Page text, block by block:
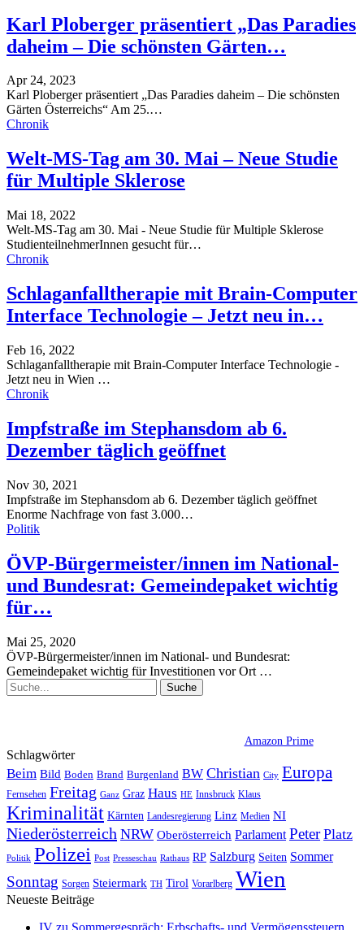
Karl Ploberger präsentiert „Das Paradies
daheim – Die schönsten Gärten…
Apr 24, 2023
Karl Ploberger präsentiert „Das Paradies daheim – Die schönsten
Gärten Österreichs“Am 25.…
Chronik
Welt-MS-Tag am 30. Mai – Neue Studie
für Multiple Sklerose
Mai 18, 2022
Welt-MS-Tag am 30. Mai - Neue Studie für Multiple Sklerose
StudienteilnehmerInnen gesucht für…
Chronik
Schlaganfalltherapie mit Brain-Computer
Interface Technologie – Jetzt neu in…
Feb 16, 2022
Schlaganfalltherapie mit Brain-Computer Interface Technologie -
Jetzt neu in Wien …
Chronik
Impfstraße im Stephansdom ab 6.
Dezember täglich geöffnet
Nov 30, 2021
Impfstraße im Stephansdom ab 6. Dezember täglich geöffnet
Enorme Nachfrage von fast 3.000…
Politik
ÖVP-Bürgermeister/innen im National-
und Bundesrat: Gemeindepaket wichtig
für…
Mai 25, 2020
ÖVP-Bürgermeister/innen im National- und Bundesrat:
Gemeindepaket wichtig für Investitionen vor Ort …
Amazon Prime
Schlagwörter
Beim Bild Boden Brand Burgenland BW Christian City Europa
Fernsehen Freitag Ganz Graz Haus HE Innsbruck Klaus
Kriminalität Kärnten Landesregierung Linz Medien NI
Niederösterreich NRW Oberösterreich Parlament Peter Platz
Politik Polizei Post Presseschau Rathaus RP Salzburg Seiten Sommer
Sonntag Sorgen Steiermark TH Tirol Vorarlberg Wien
Neueste Beiträge
IV zu Sommergespräch: Erbschafts- und Vermögenssteuern